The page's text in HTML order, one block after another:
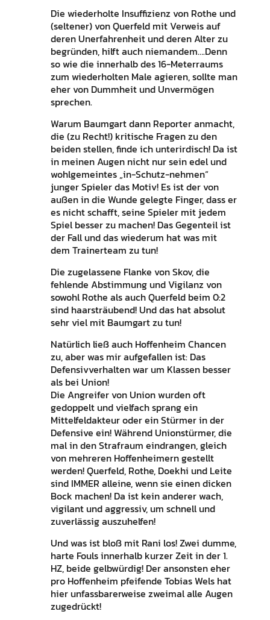
Die wiederholte Insuffizienz von Rothe und
(seltener) von Querfeld mit Verweis auf
deren Unerfahrenheit und deren Alter zu
begründen, hilft auch niemandem….Denn
so wie die innerhalb des 16-Meterraums
zum wiederholten Male agieren, sollte man
eher von Dummheit und Unvermögen
sprechen.
Warum Baumgart dann Reporter anmacht,
die (zu Recht!) kritische Fragen zu den
beiden stellen, finde ich unterirdisch! Da ist
in meinen Augen nicht nur sein edel und
wohlgemeintes „in-Schutz-nehmen“
junger Spieler das Motiv! Es ist der von
außen in die Wunde gelegte Finger, dass er
es nicht schafft, seine Spieler mit jedem
Spiel besser zu machen! Das Gegenteil ist
der Fall und das wiederum hat was mit
dem Trainerteam zu tun!
Die zugelassene Flanke von Skov, die
fehlende Abstimmung und Vigilanz von
sowohl Rothe als auch Querfeld beim 0:2
sind haarsträubend! Und das hat absolut
sehr viel mit Baumgart zu tun!
Natürlich ließ auch Hoffenheim Chancen
zu, aber was mir aufgefallen ist: Das
Defensivverhalten war um Klassen besser
als bei Union!
Die Angreifer von Union wurden oft
gedoppelt und vielfach sprang ein
Mittelfeldakteur oder ein Stürmer in der
Defensive ein! Während Unionstürmer, die
mal in den Strafraum eindrangen, gleich
von mehreren Hoffenheimern gestellt
werden! Querfeld, Rothe, Doekhi und Leite
sind IMMER alleine, wenn sie einen dicken
Bock machen! Da ist kein anderer wach,
vigilant und aggressiv, um schnell und
zuverlässig auszuhelfen!
Und was ist bloß mit Rani los! Zwei dumme,
harte Fouls innerhalb kurzer Zeit in der 1.
HZ, beide gelbwürdig! Der ansonsten eher
pro Hoffenheim pfeifende Tobias Wels hat
hier unfassbarerweise zweimal alle Augen
zugedrückt!